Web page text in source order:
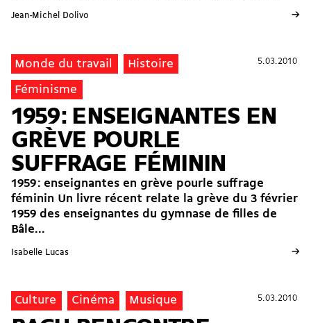
Jean-Michel Dolivo →
5.03.2010
Monde du travail Histoire
Féminisme
5.03.2010
1959 : ENSEIGNANTES EN
GRÈVE POURLE
SUFFRAGE FÉMININ
1959 : enseignantes en grève pourle suffrage
féminin Un livre récent relate la grève du 3 février
1959 des enseignantes du gymnase de filles de
Bâle...
Isabelle Lucas →
5.03.2010
Culture Cinéma Musique 5.03.2010